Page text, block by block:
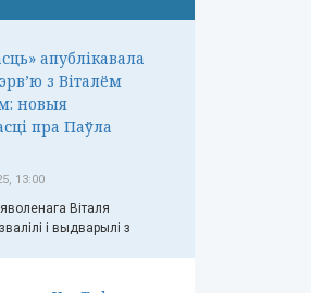
апублікавала
з Віталём
новыя
пра Паўла
13:00
Віталя
і выдварылі з